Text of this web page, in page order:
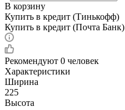
В корзину
Купить в кредит (Тинькофф)
Купить в кредит (Почта Банк)
Рекомендуют 0 человек
Характеристики
Ширина
225
Высота